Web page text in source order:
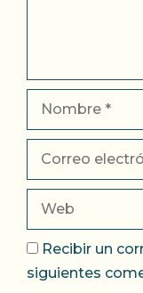
electrónico
Recibir un
siguientes